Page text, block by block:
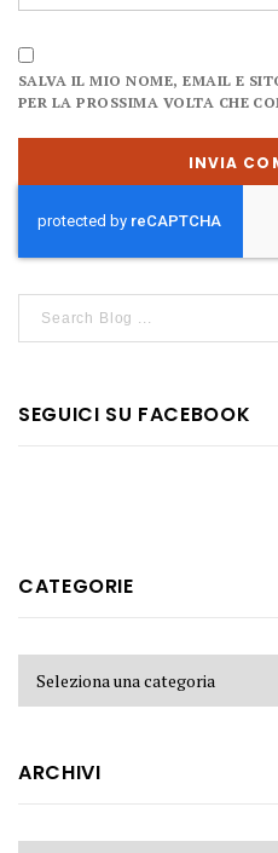
SALVA IL MIO NOME, EMAIL E
PER LA PROSSIMA VOLTA CHE
SEGUICI SU FACEBOOK
CATEGORIE
ARCHIVI